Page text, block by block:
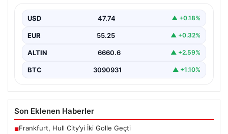
fiyatları
USD 47.74 ▲ +0.18%
EUR 55.25 ▲ +0.32%
ALTIN 6660.6 ▲ +2.59%
BTC 3090931 ▲ +1.10%
Son Eklenen Haberler
■Frankfurt, Hull City’yi İki Golle Geçti